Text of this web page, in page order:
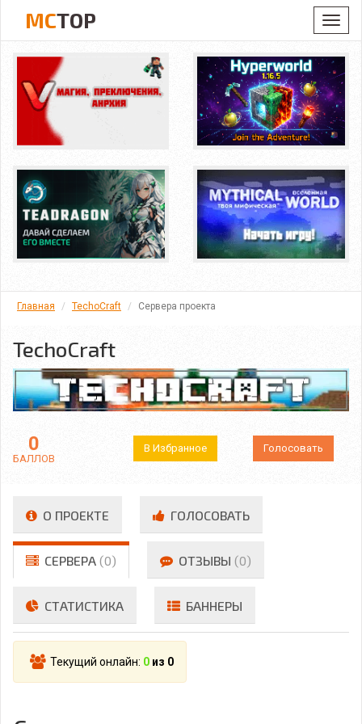
MCTOP
Главная TechoCraft Сервера проекта
TechoCraft
0
БАЛЛОВ
В Избранное Голосовать
О ПРОЕКТЕ ГОЛОСОВАТЬ
СЕРВЕРА (0) ОТЗЫВЫ (0)
СТАТИСТИКА БАННЕРЫ
Текущий онлайн: 0 из 0